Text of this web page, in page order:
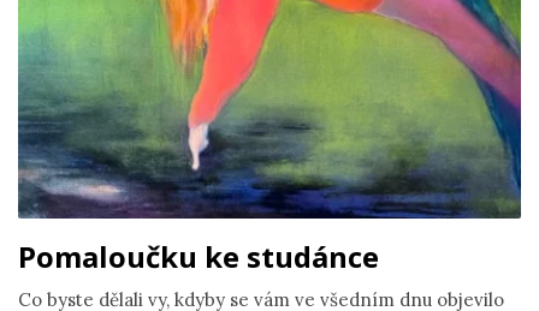
Pomaloučku ke studánce
Co byste dělali vy, kdyby se vám ve všedním dnu objevilo